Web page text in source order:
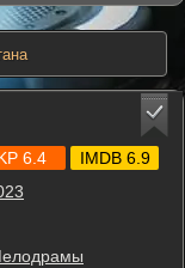
6.4 IMDB 6.9